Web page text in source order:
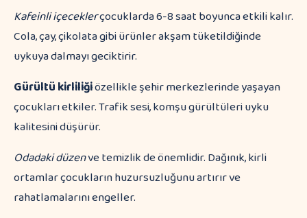
Kafeinli içeceklerçocuklarda 6-8 saat boyunca etkili kalır.
Cola, çay, çikolata gibi ürünler akşam tüketildiğinde
uykuya dalmayı geciktirir.
Gürültü kirliliğiözellikle şehir merkezlerinde yaşayan
çocukları etkiler. Trafik sesi, komşu gürültüleri uyku
kalitesini düşürür.
Odadaki düzenve temizlik de önemlidir. Dağınık, kirli
ortamlar çocukların huzursuzluğunu artırır ve
rahatlamalarını engeller.